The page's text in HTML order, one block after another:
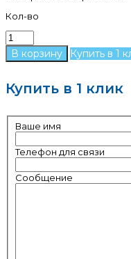
Кол-во
Купить в 1
Купить в 1 клик
Ваше имя
Телефон для связи
Сообщение